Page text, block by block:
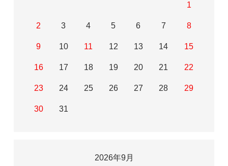
1
2 3 4 5 6 7 8
9 10 11 12 13 14 15
16 17 18 19 20 21 22
23 24 25 26 27 28 29
30 31
2026年9月